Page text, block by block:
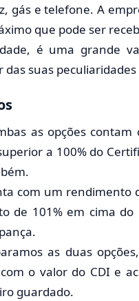
gás e telefone. A
que pode ser
é uma grande
das suas
as opções
a 100% do
com um rendimento
de 101% em cima
as duas
o valor do CDI e
guardado.